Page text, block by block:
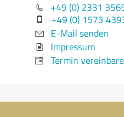
+49 (0) 2331
+49 (0) 1573
E-Mail senden
Impressum
Termin